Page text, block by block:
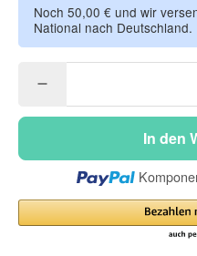
Noch 50,00 € und wir
National nach Deutschland.
In den